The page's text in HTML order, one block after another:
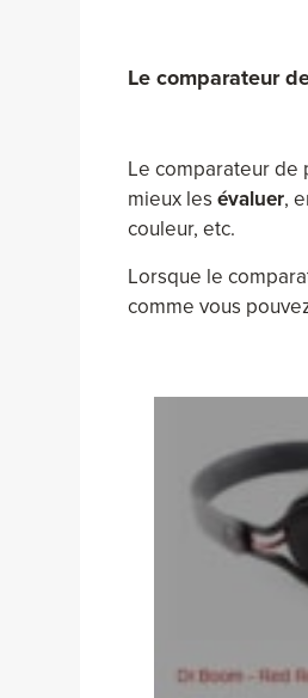
Le comparateur
Le comparateur de
mieux les évaluer,
couleur, etc.
Lorsque le
comme vous